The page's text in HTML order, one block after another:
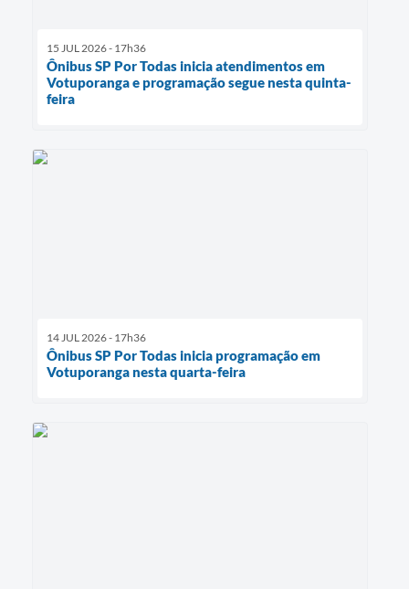
15 JUL 2026 - 17h36
Ônibus SP Por Todas inicia atendimentos em
Votuporanga e programação segue nesta quinta-
feira
14 JUL 2026 - 17h36
Ônibus SP Por Todas inicia programação em
Votuporanga nesta quarta-feira